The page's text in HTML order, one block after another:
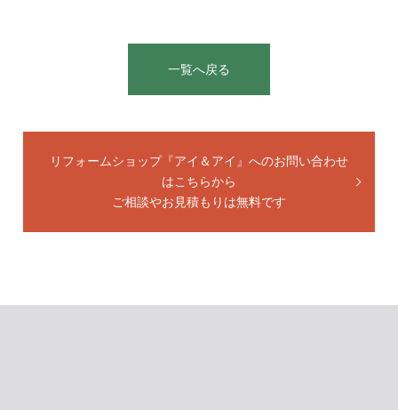
一覧へ戻る
リフォームショップ『アイ＆アイ』へのお問い合わせ
はこちらから
ご相談やお見積もりは無料です